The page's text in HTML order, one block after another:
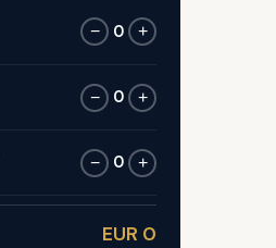
− 0 +
− 0 +
− 0 +
EUR 0